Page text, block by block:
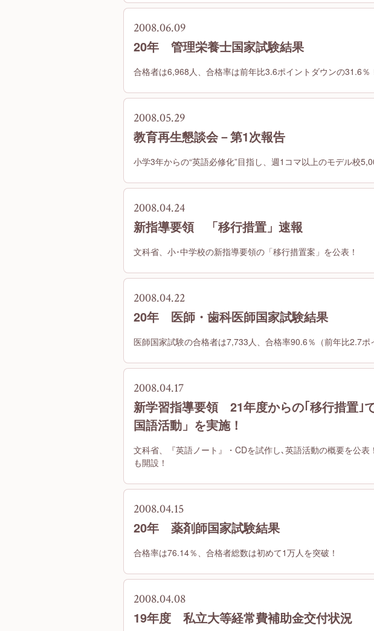
2008.06.09
20年 管理栄養士国家試験結果
合格者は6,968人、合格率は前年比3.6ポイントダウンの31.6％
2008.05.29
教育再生懇談会－第1次報告
小学3年からの“英語必修化”目指し、週1コマ以上のモデル校
2008.04.24
新指導要領 「移行措置」速報
文科省、小･中学校の新指導要領の「移行措置案」を公表！
2008.04.22
20年 医師・歯科医師国家試験結果
医師国家試験の合格者は7,733人、合格率90.6％（前年比2.7ポ
2008.04.17
新学習指導要領 21年度からの｢移行措置｣
国語活動」を実施！
文科省、『英語ノート』・CDを試作し､英語活動の概要を公表
も開設！
2008.04.15
20年 薬剤師国家試験結果
合格率は76.14％、合格者総数は初めて1万人を突破！
2008.04.08
19年度 私立大等経常費補助金交付状況